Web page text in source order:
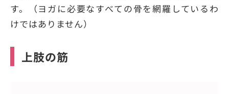
す。（ヨガに必要なすべての骨を網羅しているわ
けではありません）
上肢の筋